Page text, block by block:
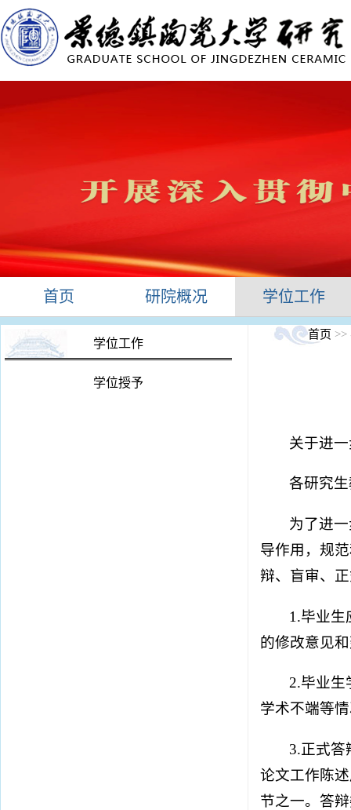
首页 研院概况 学位工作
学位工作
学位授予
首页 >>
关于进
各研究
为了进
导作用，规
辩、盲审、
1.毕业生
的修改意见
2.毕业生
学术不端等
3.正式答
论文工作陈
节之一。答